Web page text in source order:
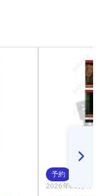
予約
2026年09月 中旬